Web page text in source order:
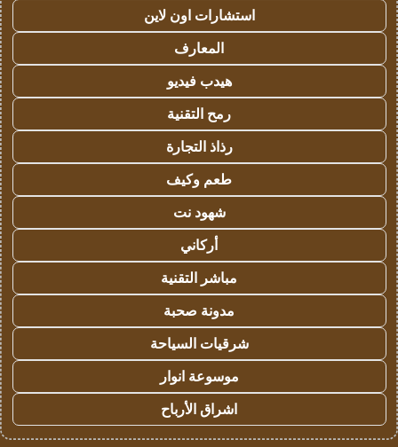
استشارات اون لاين
المعارف
هيدب فيديو
رمح التقنية
رذاذ التجارة
طعم وكيف
شهود نت
أركاني
مباشر التقنية
مدونة صحبة
شرقيات السياحة
موسوعة انوار
اشراق الأرباح